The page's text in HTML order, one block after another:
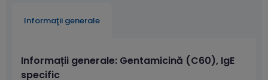
Informaţii generale
Informații generale: Gentamicină (C60), IgE
specific